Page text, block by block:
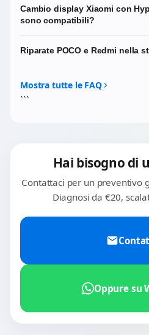
ultime generazioni. Le serie
fotografici di grandi dimensioni
effettuiamo la sostituzione
Cambio display Xiaomi con
sono compatibili?
compatibili con i protocolli di
Riparate POCO e Redmi nella
sub-brand del gruppo Xiaomi
ricambi spesso diversi: vai
Mostra tutte le FAQ
```
Hai bisogno di
Contattaci per un preventivo
Diagnosi da €20,
Oppure su